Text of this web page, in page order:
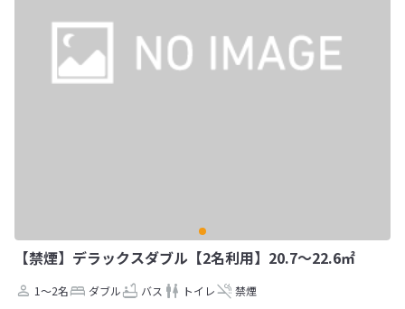
【禁煙】デラックスダブル【2名利用】20.7～22.6㎡
1～2名 ダブル バス トイレ 禁煙